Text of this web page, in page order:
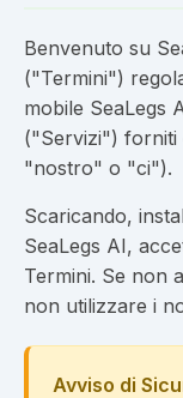
Benvenuto su
("Termini")
mobile SeaLegs
("Servizi") forniti
"nostro" o "ci").
Scaricando,
SeaLegs AI,
Termini. Se non
non utilizzare i
Avviso di